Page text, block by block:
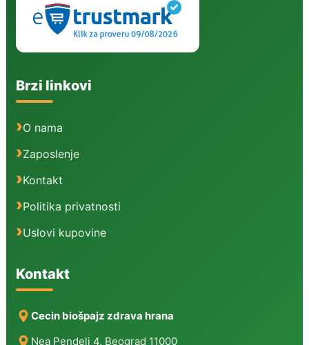
Brzi linkovi
O nama
Zaposlenje
Kontakt
Politika privatnosti
Uslovi kupovine
Kontakt
Cecin biošpajz zdrava hrana
Nea Pendeli 4, Beograd 11000